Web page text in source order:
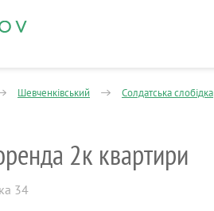
Шевченківський Солдатська слобідка
2к квартири
34